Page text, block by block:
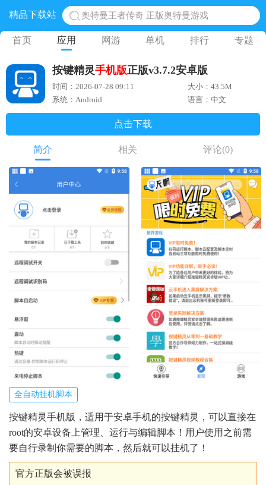
精品下载站
奥特曼王者传奇 正版奥特曼游戏
地铁跑酷体验服国际服 地铁跑酷体验服版本
黎明觉醒生机腾讯正版 黎明觉醒生机国际服
蛋仔派对下载 蛋仔派对体验服
首页 应用 网游 单机 排行 专题
按键精灵手机版正版v3.7.2安卓版
时间：2026-07-28 09:11
大小：43.5M
系统：Android
语言：中文
点击下载
简介 相关 评论(0)
全自动挂机脚本
按键精灵手机版，适用于安卓手机的按键精灵，可以直接在
root的安卓设备上管理、运行与编辑脚本！用户使用之前需
要自行录制你需要的脚本，然后就可以挂机了！
官方正版会被误报